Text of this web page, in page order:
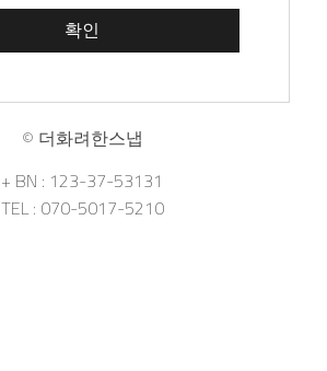
© 더화려한스냅
+ BN : 123-37-53131
TEL : 070-5017-5210